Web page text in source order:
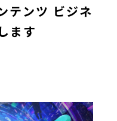
テンツ ビジネ
ます